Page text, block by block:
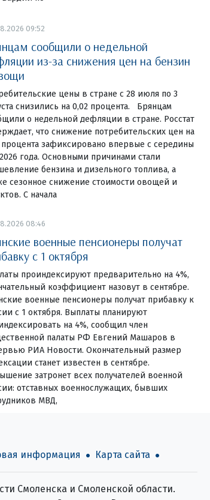
09:52
сообщили о недельной
из-за снижения цен на бензин
цены в стране с 28 июля по 3
снизились на 0,02 процента. Брянцам
о недельной дефляции в стране. Росстат
что снижение потребительских цен на
процента зафиксировано впервые с середины
года. Основными причинами стали
бензина и дизельного топлива, а
сезонное снижение стоимости овощей и
С начала
08:46
военные пенсионеры получат
с 1 октября
проиндексируют предварительно на 4%,
коэффициент назовут в сентябре.
военные пенсионеры получат прибавку к
с 1 октября. Выплаты планируют
на 4%, сообщил член
палаты РФ Евгений Машаров в
РИА Новости. Окончательный размер
станет известен в сентябре.
затронет всех получателей военной
отставных военнослужащих, бывших
МВД,
информация Карта сайта
Смоленска и Смоленской области.